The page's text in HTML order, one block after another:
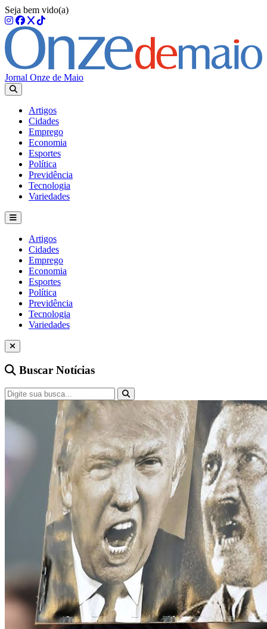
Seja bem vido(a)
Jornal Onze de Maio
Artigos
Cidades
Emprego
Economia
Esportes
Política
Previdência
Tecnologia
Variedades
Artigos
Cidades
Emprego
Economia
Esportes
Política
Previdência
Tecnologia
Variedades
Buscar Notícias